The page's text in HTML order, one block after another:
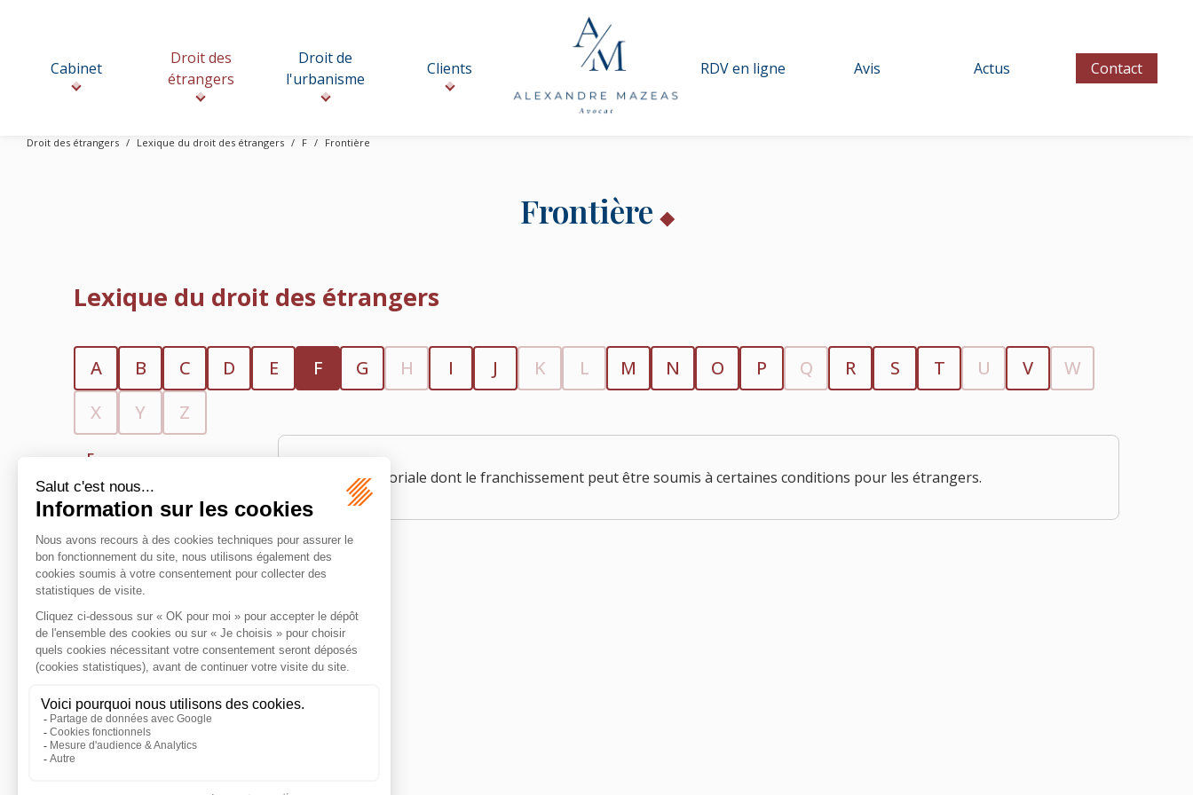
Cabinet
Droit des
étrangers
Droit de
l'urbanisme
Clients RDV en ligne Avis Actus Contact
Droit des étrangers Lexique du droit des étrangers F Frontière
Frontière
Lexique du droit des étrangers
A B C D E F G H I J K L M N O P Q R S T U V
W
X
Y Z
F
Frontière
Limite territoriale dont le franchissement peut être soumis à certaines conditions pour les étrangers.